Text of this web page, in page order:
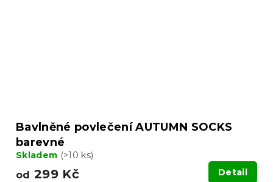
Bavlněné povlečení AUTUMN SOCKS
barevné
Skladem (>10 ks)
od 299 Kč Detail